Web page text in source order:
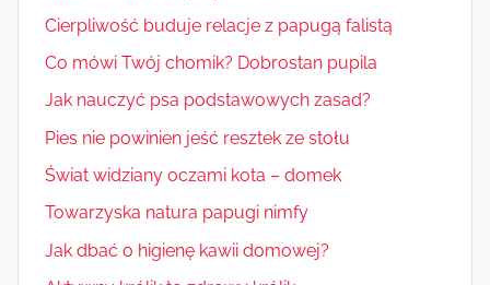
Cierpliwość buduje relacje z papugą falistą
Co mówi Twój chomik? Dobrostan pupila
Jak nauczyć psa podstawowych zasad?
Pies nie powinien jeść resztek ze stołu
Świat widziany oczami kota – domek
Towarzyska natura papugi nimfy
Jak dbać o higienę kawii domowej?